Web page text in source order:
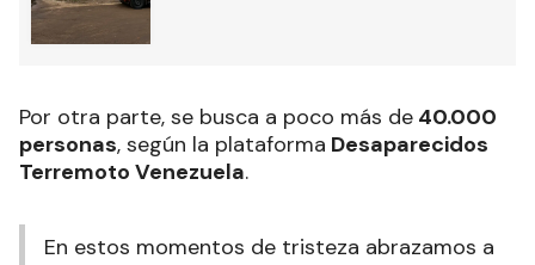
Por otra parte, se busca a poco más de 40.000
personas, según la plataforma Desaparecidos
Terremoto Venezuela.
En estos momentos de tristeza abrazamos a